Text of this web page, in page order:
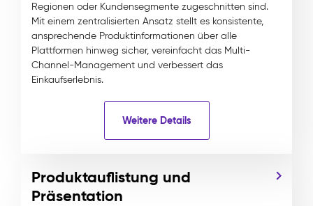
Regionen oder Kundensegmente zugeschnitten sind.
Mit einem zentralisierten Ansatz stellt es konsistente,
ansprechende Produktinformationen über alle
Plattformen hinweg sicher, vereinfacht das Multi-
Channel-Management und verbessert das
Einkaufserlebnis.
Weitere Details
Produktauflistung und
Präsentation